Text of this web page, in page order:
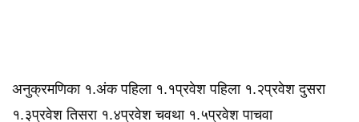
अनुक्रमणिका १.अंक पहिला १.१प्रवेश पहिला १.२प्रवेश दुसरा
१.३प्रवेश तिसरा १.४प्रवेश चवथा १.५प्रवेश पाचवा